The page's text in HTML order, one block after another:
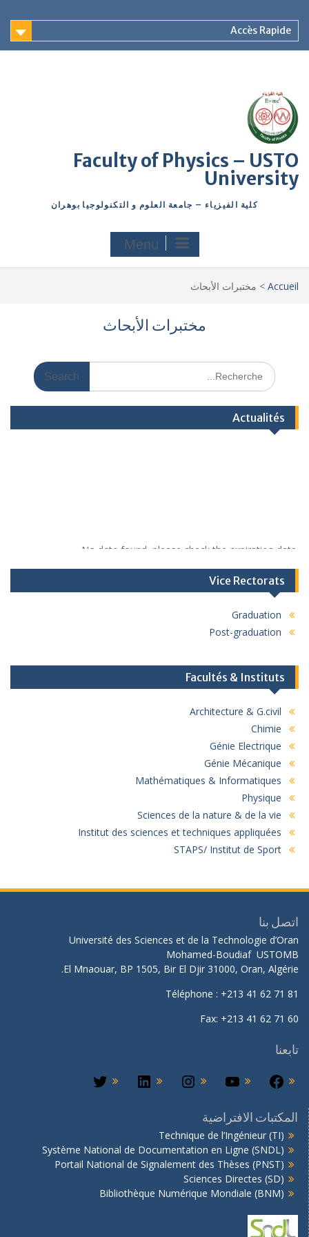
Accès Rapide
Faculty of Physics – USTO
University
كلية الفيزياء – جامعة العلوم و التكنولوجيا بوهران
Menu
Accueil
> مختبرات الأبحاث
مختبرات الأبحاث
Actualités
No data found, please check the expiration date.
Vice Rectorats
Graduation
Post-graduation
Facultés & Instituts
Architecture & G.civil
Chimie
Génie Electrique
Génie Mécanique
Mathématiques & Informatiques
Physique
Sciences de la nature & de la vie
Institut des sciences et techniques appliquées
STAPS/ Institut de Sport
اتصل بنا
Université des Sciences et de la Technologie d’Oran
Mohamed-Boudiaf USTOMB
El Mnaouar, BP 1505, Bir El Djir 31000, Oran, Algérie.
Téléphone : +213 41 62 71 81
Fax: +213 41 62 71 60
تابعنا
المكتبات الافتراضية
Technique de l’Ingénieur (TI)
Système National de Documentation en Ligne (SNDL)
Portail National de Signalement des Thèses (PNST)
Sciences Directes (SD)
Bibliothèque Numérique Mondiale (BNM)